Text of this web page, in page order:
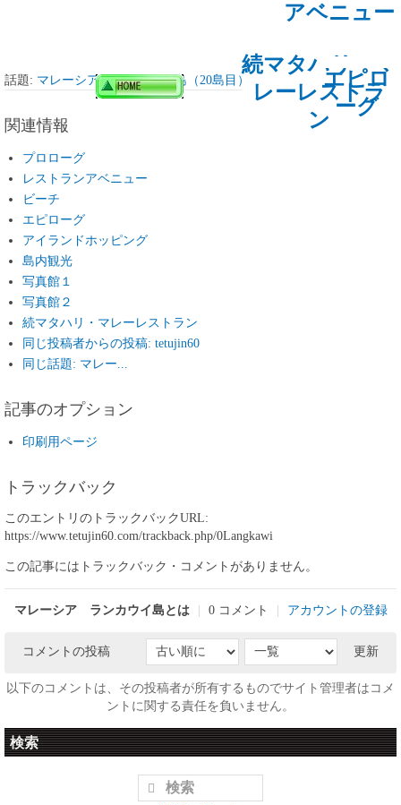
アベニュー
エピロ
ーグ
続マタハリ・マ
レーレストラ
ン
話題: マレーシア ランカウイ島（20島目） Langkawi Island
関連情報
プロローグ
レストランアベニュー
ビーチ
エピローグ
アイランドホッピング
島内観光
写真館１
写真館２
続マタハリ・マレーレストラン
同じ投稿者からの投稿: tetujin60
同じ話題: マレー...
記事のオプション
印刷用ページ
トラックバック
このエントリのトラックバックURL:
https://www.tetujin60.com/trackback.php/0Langkawi
この記事にはトラックバック・コメントがありません。
マレーシア ランカウイ島とは 0 コメント アカウントの登録
コメントの投稿 更新
以下のコメントは、その投稿者が所有するものでサイト管理者はコメ
ントに関する責任を負いません。
検索